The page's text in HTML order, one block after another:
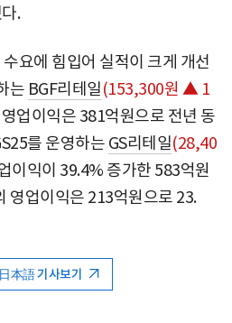
.
요에 힘입어 실적이 크게 개선
는 BGF리테일(153,300원 ▲ 1
업이익은 381억원으로 전년 동
를 운영하는 GS리테일(28,40
이익이 39.4% 증가한 583억원
영업이익은 213억원으로 23.
日本語 기사보기